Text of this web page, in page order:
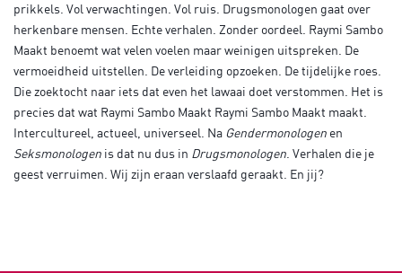
prikkels. Vol verwachtingen. Vol ruis. Drugsmonologen gaat over
herkenbare mensen. Echte verhalen. Zonder oordeel. Raymi Sambo
Maakt benoemt wat velen voelen maar weinigen uitspreken. De
vermoeidheid uitstellen. De verleiding opzoeken. De tijdelijke roes.
Die zoektocht naar iets dat even het lawaai doet verstommen. Het is
precies dat wat Raymi Sambo Maakt Raymi Sambo Maakt maakt.
Intercultureel, actueel, universeel. Na Gendermonologen en
Seksmonologen is dat nu dus in Drugsmonologen . Verhalen die je
geest verruimen. Wij zijn eraan verslaafd geraakt. En jij?